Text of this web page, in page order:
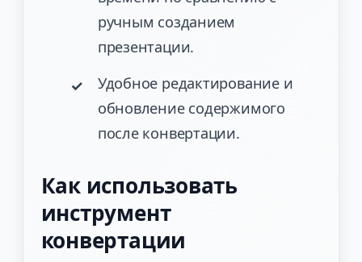
ручным созданием
презентации.
Удобное редактирование и
обновление содержимого
после конвертации.
Как использовать
инструмент
конвертации